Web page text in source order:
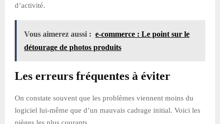
d’activité.
Vous aimerez aussi : e-commerce : Le point sur le
détourage de photos produits
Les erreurs fréquentes à éviter
On constate souvent que les problèmes viennent moins du
logiciel lui-même que d’un mauvais cadrage initial. Voici les
pièges les plus courants.